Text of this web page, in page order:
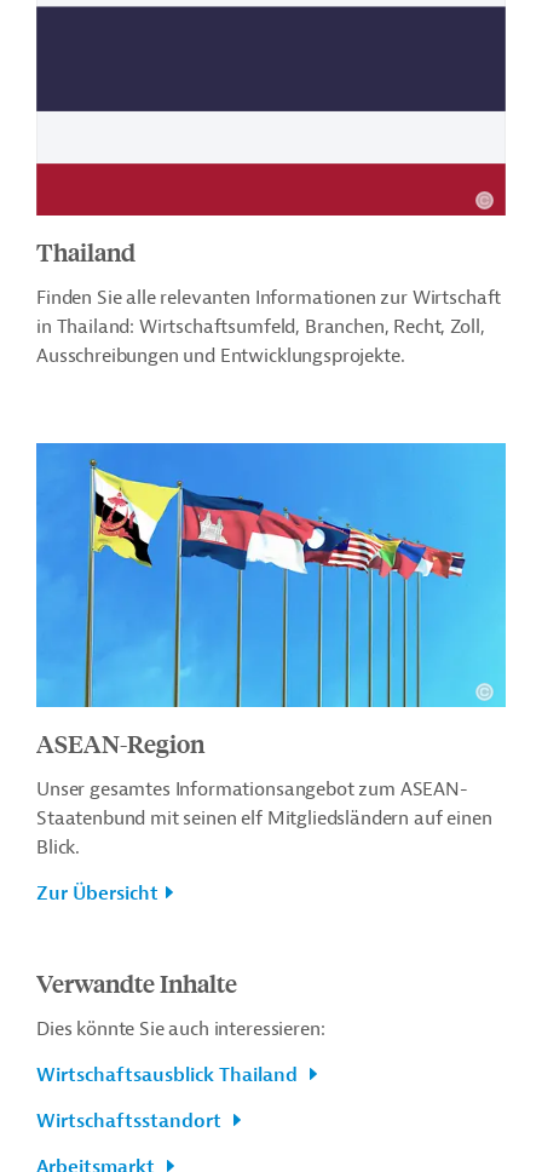
Thailand
Finden Sie alle relevanten Informationen zur Wirtschaft
in Thailand: Wirtschaftsumfeld, Branchen, Recht, Zoll,
Ausschreibungen und Entwicklungsprojekte.
ASEAN-Region
Unser gesamtes Informationsangebot zum ASEAN-
Staatenbund mit seinen elf Mitgliedsländern auf einen
Blick.
Zur Übersicht
Verwandte Inhalte
Dies könnte Sie auch interessieren:
Wirtschaftsausblick Thailand
Wirtschaftsstandort